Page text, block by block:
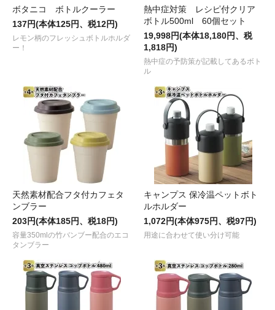
ボタニコ ボトルクーラー
137円(本体125円、税12円)
レモン柄のフレッシュボトルホルダ
ー！
熱中症対策 レシピ付クリア
ボトル500ml 60個セット
19,998円(本体18,180円、税
1,818円)
熱中症の予防策が記載してあるボト
ル
天然素材配合フタ付カフェタ
ンブラー
203円(本体185円、税18円)
容量350mlの竹バンブー配合のエコ
タンブラー
キャンプス 保冷温ペットボト
ルホルダー
1,072円(本体975円、税97円)
用途に合わせて使い分け可能